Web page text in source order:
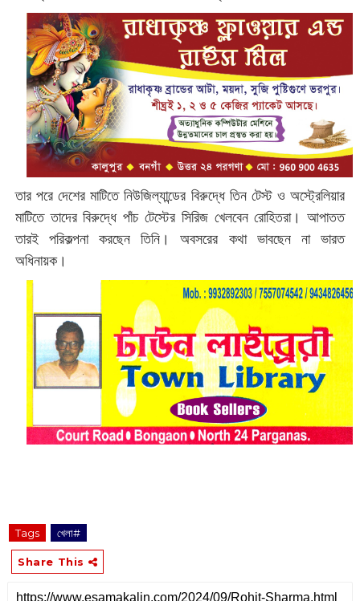
তার পরে দেশের মাটিতে নিউজিল্যান্ডের বিরুদ্ধে তিন টেস্ট ও অস্ট্রেলিয়ার
মাটিতে তাদের বিরুদ্ধে পাঁচ টেস্টের সিরিজ খেলবেন রোহিতরা। আপাতত
তারই পরিকল্পনা করছেন তিনি। অবসরের কথা ভাবছেন না ভারত
অধিনায়ক।
Tags খেলা#
Share This